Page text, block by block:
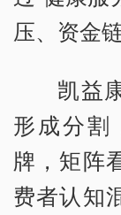
压、资金
凯益
形成分割
牌，矩阵
费者认知